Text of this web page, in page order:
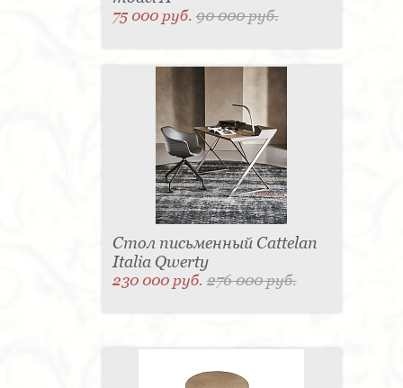
75 000 руб.90 000 руб.
Стол письменный Cattelan
Italia Qwerty
230 000 руб.276 000 руб.